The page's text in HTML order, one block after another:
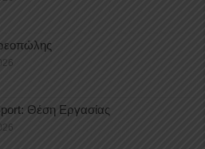
Θέση Εργασίας